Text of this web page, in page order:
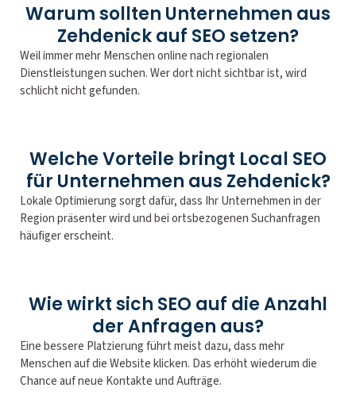
Warum sollten Unternehmen aus
Zehdenick auf SEO setzen?
Weil immer mehr Menschen online nach regionalen
Dienstleistungen suchen. Wer dort nicht sichtbar ist, wird
schlicht nicht gefunden.
Welche Vorteile bringt Local SEO
für Unternehmen aus Zehdenick?
Lokale Optimierung sorgt dafür, dass Ihr Unternehmen in der
Region präsenter wird und bei ortsbezogenen Suchanfragen
häufiger erscheint.
Wie wirkt sich SEO auf die Anzahl
der Anfragen aus?
Eine bessere Platzierung führt meist dazu, dass mehr
Menschen auf die Website klicken. Das erhöht wiederum die
Chance auf neue Kontakte und Aufträge.